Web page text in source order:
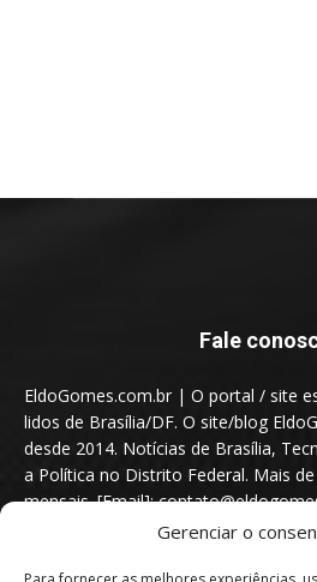
Gerenciar o
Fale
EldoGomes.com.br | O portal / site
lidos de Brasília/DF. O site/blog
desde 2014. Notícias de Brasília,
a Política no Distrito Federal. Mais
mensais. [Email]: